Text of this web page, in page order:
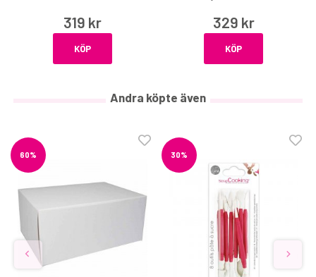
319 kr
KÖP
329 kr
KÖP
Andra köpte även
60% 30%